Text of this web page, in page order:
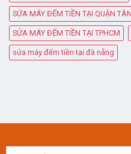
SỬA MÁY ĐẾM TIỀN TẠI QUẬN
SỬA MÁY ĐẾM TIỀN TẠI TPHCM
sửa máy đếm tiền tại đà nẵng